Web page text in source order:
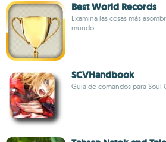
Best World Records
Examina las cosas más
mundo
SCVHandbook
Guía de comandos para Soul